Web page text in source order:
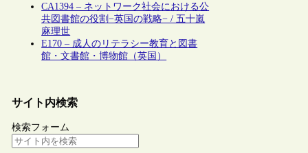
CA1394 – ネットワーク社会における公
共図書館の役割−英国の戦略− / 五十嵐
麻理世
E170 – 成人のリテラシー教育と図書
館・文書館・博物館（英国）
サイト内検索
検索フォーム